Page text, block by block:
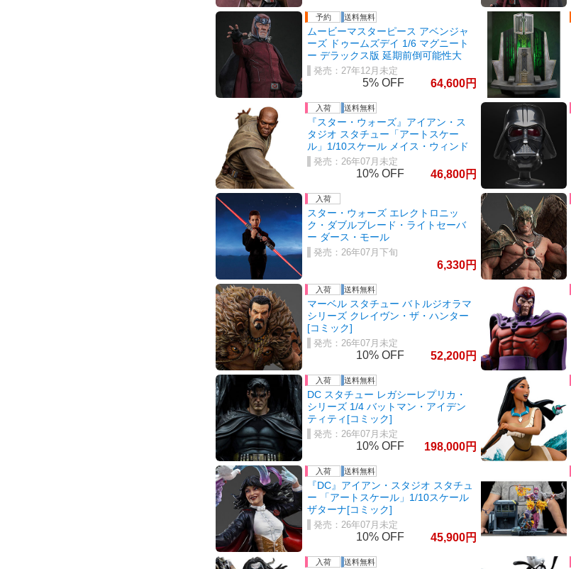
ムービーマスターピース アベンジャ
ーズ ドゥームズデイ 1/6 マグニート
ー デラックス版 延期前倒可能性大
27年12月未定
5% 64,600
『スター・ウォーズ』アイアン・ス
タジオ スタチュー「アートスケー
ル」1/10スケール メイス・ウィンド
ゥ
26年07月未定
10% 46,800
スター・ウォーズ エレクトロニッ
ク・ダブルブレード・ライトセーバ
ー ダース・モール
26年07月下旬
6,330
マーベル スタチュー バトルジオラマ
シリーズ クレイヴン・ザ・ハンター
[コミック]
26年07月未定
10% 52,200
DC スタチュー レガシーレプリカ・
シリーズ 1/4 バットマン・アイデン
ティティ[コミック]
26年07月未定
10% 198,000
『DC』アイアン・スタジオ スタチュ
ー 「アートスケール」1/10スケール
ザターナ[コミック]
26年07月未定
10% 45,900